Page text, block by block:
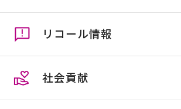
ペットプラネット
ネオ・サイクリスタ
花屋敷
すべて
全店舗
店舗限定
リコール情報
すべて
全店舗
社会貢献